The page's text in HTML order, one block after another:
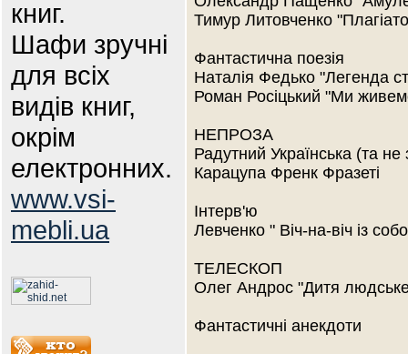
книг.
Шафи зручні
для всіх
видів книг,
окрім
електронних.
www.vsi-
mebli.ua
Тимур Литовченко
Фантастична поезія
Наталія Федько "Легенда
Роман Росіцький "Ми
НЕПРОЗА
Радутний Українська (та не
Карацупа Френк Фразеті
Інтерв'ю
Левченко " Віч-на-віч із
ТЕЛЕСКОП
Олег Андрос "Дитя
Фантастичні анекдоти